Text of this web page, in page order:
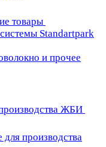
товары
Standartpark
и прочее
ЖБИ
производства